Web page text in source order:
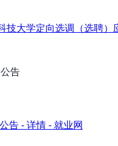
技大学定向选调（选聘
告
告 - 详情 - 就业网